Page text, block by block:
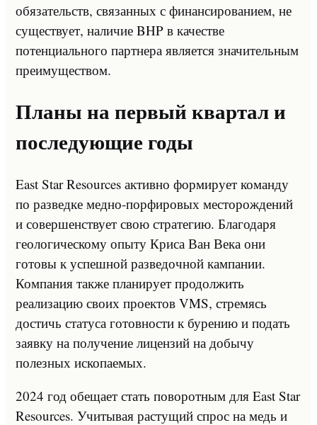
обязательств, связанных с финансированием, не
существует, наличие BHP в качестве
потенциального партнера является значительным
преимуществом.
Планы на первый квартал и
последующие годы
East Star Resources активно формирует команду
по разведке медно-порфировых месторождений
и совершенствует свою стратегию. Благодаря
геологическому опыту Криса Ван Века они
готовы к успешной разведочной кампании.
Компания также планирует продолжить
реализацию своих проектов VMS, стремясь
достичь статуса готовности к бурению и подать
заявку на получение лицензий на добычу
полезных ископаемых.
2024 год обещает стать поворотным для East Star
Resources. Учитывая растущий спрос на медь и